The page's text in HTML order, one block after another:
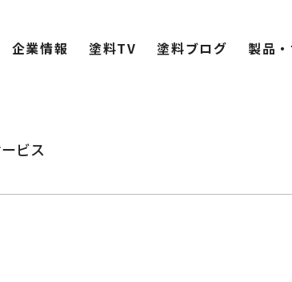
企業情報 塗料TV 塗料ブログ 製品
ビス